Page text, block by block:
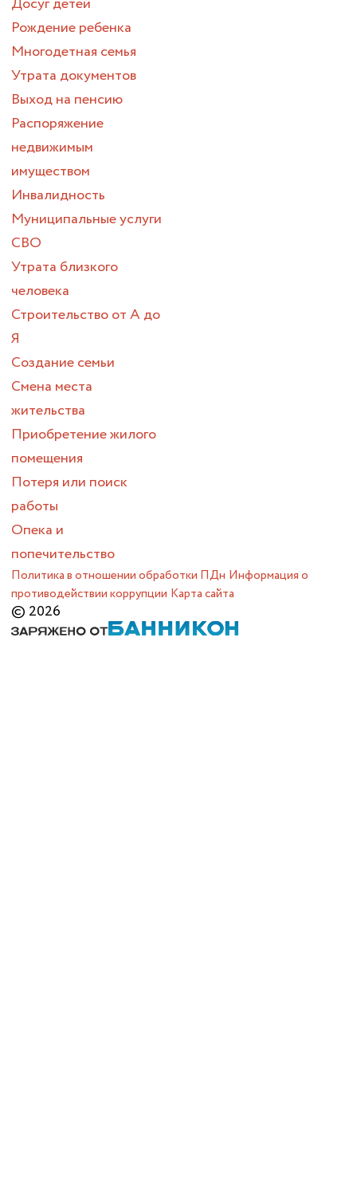
Рождение ребенка
Многодетная семья
Утрата документов
Выход на пенсию
Распоряжение
недвижимым
имуществом
Инвалидность
Муниципальные услуги
СВО
Утрата близкого
человека
Строительство от А до
Я
Создание семьи
Смена места
жительства
Приобретение жилого
помещения
Потеря или поиск
работы
Опека и
попечительство
Политика в отношении обработки ПДн Информация о
противодействии коррупции Карта сайта
© 2026